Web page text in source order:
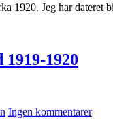
1920. Jeg har
1920
Ingen kommentarer